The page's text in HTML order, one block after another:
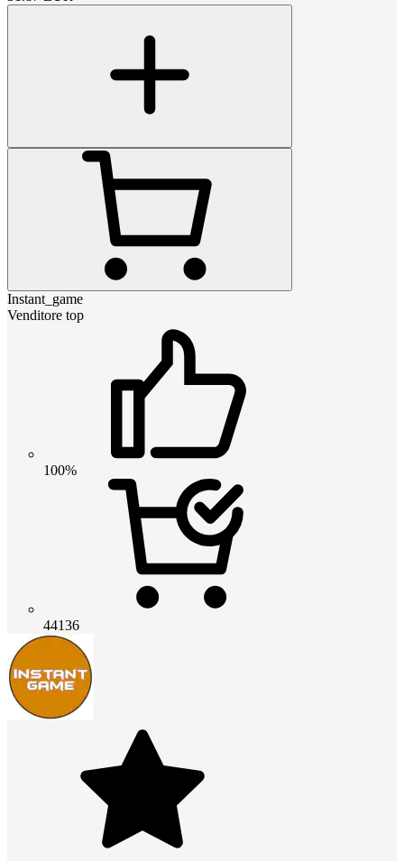
Instant_game
Venditore top
100%
44136